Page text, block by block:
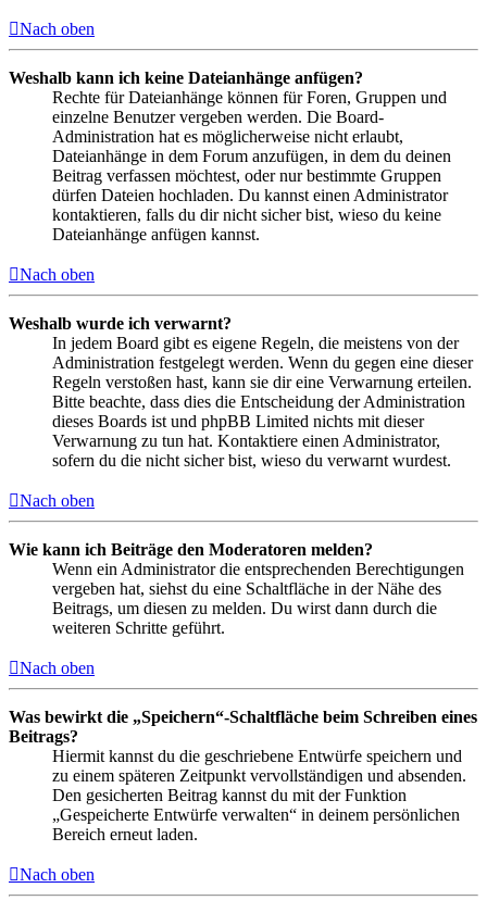
Nach oben
Weshalb kann ich keine Dateianhänge anfügen?
Rechte für Dateianhänge können für Foren, Gruppen und
einzelne Benutzer vergeben werden. Die Board-
Administration hat es möglicherweise nicht erlaubt,
Dateianhänge in dem Forum anzufügen, in dem du deinen
Beitrag verfassen möchtest, oder nur bestimmte Gruppen
dürfen Dateien hochladen. Du kannst einen Administrator
kontaktieren, falls du dir nicht sicher bist, wieso du keine
Dateianhänge anfügen kannst.
Nach oben
Weshalb wurde ich verwarnt?
In jedem Board gibt es eigene Regeln, die meistens von der
Administration festgelegt werden. Wenn du gegen eine dieser
Regeln verstoßen hast, kann sie dir eine Verwarnung erteilen.
Bitte beachte, dass dies die Entscheidung der Administration
dieses Boards ist und phpBB Limited nichts mit dieser
Verwarnung zu tun hat. Kontaktiere einen Administrator,
sofern du die nicht sicher bist, wieso du verwarnt wurdest.
Nach oben
Wie kann ich Beiträge den Moderatoren melden?
Wenn ein Administrator die entsprechenden Berechtigungen
vergeben hat, siehst du eine Schaltfläche in der Nähe des
Beitrags, um diesen zu melden. Du wirst dann durch die
weiteren Schritte geführt.
Nach oben
Was bewirkt die „Speichern“-Schaltfläche beim Schreiben eines
Beitrags?
Hiermit kannst du die geschriebene Entwürfe speichern und
zu einem späteren Zeitpunkt vervollständigen und absenden.
Den gesicherten Beitrag kannst du mit der Funktion
„Gespeicherte Entwürfe verwalten“ in deinem persönlichen
Bereich erneut laden.
Nach oben